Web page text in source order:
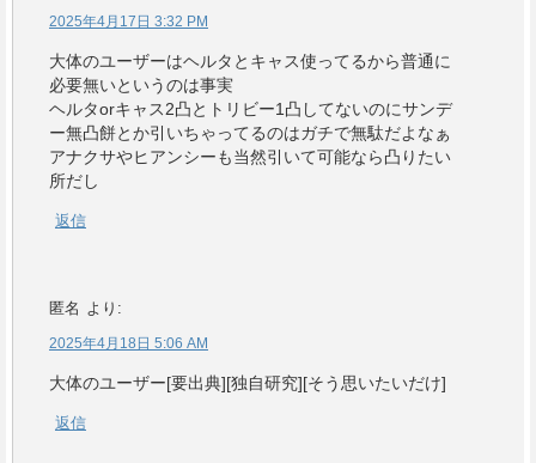
2025年4月17日 3:32 PM
大体のユーザーはヘルタとキャス使ってるから普通に
必要無いというのは事実
ヘルタorキャス2凸とトリビー1凸してないのにサンデ
ー無凸餅とか引いちゃってるのはガチで無駄だよなぁ
アナクサやヒアンシーも当然引いて可能なら凸りたい
所だし
返信
匿名 より:
2025年4月18日 5:06 AM
大体のユーザー[要出典][独自研究][そう思いたいだけ]
返信